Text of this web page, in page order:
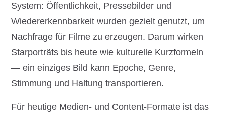
System: Öffentlichkeit, Pressebilder und
Wiedererkennbarkeit wurden gezielt genutzt, um
Nachfrage für Filme zu erzeugen. Darum wirken
Starporträts bis heute wie kulturelle Kurzformeln
— ein einziges Bild kann Epoche, Genre,
Stimmung und Haltung transportieren.
Für heutige Medien- und Content-Formate ist das